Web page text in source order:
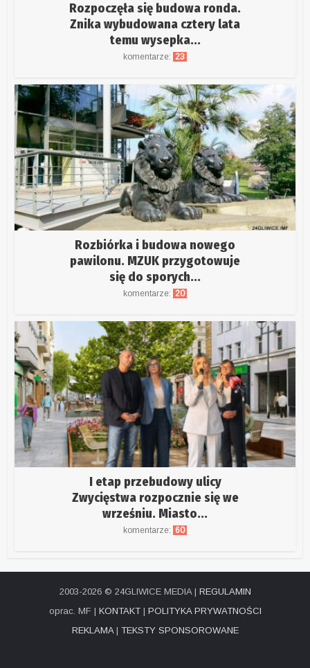
Rozpoczęła się budowa ronda.
Znika wybudowana cztery lata
temu wysepka...
komentarze: 23
Rozbiórka i budowa nowego
pawilonu. MZUK przygotowuje
się do sporych...
komentarze: 20
I etap przebudowy ulicy
Zwycięstwa rozpocznie się we
wrześniu. Miasto...
komentarze: 60
2003-2026 © 24GLIWICE MEDIA | REGULAMIN
oprac. MF | KONTAKT| POLITYKA PRYWATNOŚCI
REKLAMA| TEKSTY SPONSOROWANE